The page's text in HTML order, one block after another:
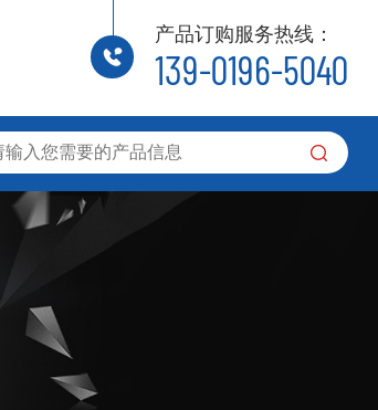
产品订购服务热线：
139-0196-5040